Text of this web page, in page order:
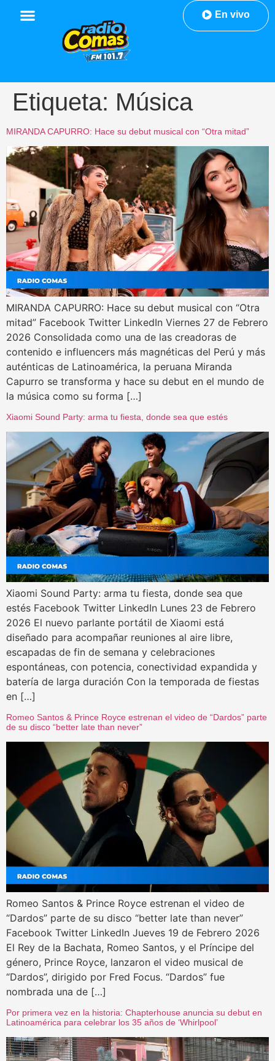
En vivo
Etiqueta: Música
MIRANDA CAPURRO: Hace su debut musical con “Otra mitad”
MIRANDA CAPURRO: Hace su debut musical con “Otra
mitad” Facebook Twitter LinkedIn Viernes 27 de Febrero
2026 Consolidada como una de las creadoras de
contenido e influencers más magnéticas del Perú y más
auténticas de Latinoamérica, la peruana Miranda
Capurro se transforma y hace su debut en el mundo de
la música como su forma […]
Xiaomi Sound Party: arma tu fiesta, donde sea que estés
Xiaomi Sound Party: arma tu fiesta, donde sea que
estés Facebook Twitter LinkedIn Lunes 23 de Febrero
2026 El nuevo parlante portátil de Xiaomi está
diseñado para acompañar reuniones al aire libre,
escapadas de fin de semana y celebraciones
espontáneas, con potencia, conectividad expandida y
batería de larga duración Con la temporada de fiestas
en […]
Romeo Santos & Prince Royce estrenan el video de “Dardos” parte
de su disco “better late than never”
Romeo Santos & Prince Royce estrenan el video de
“Dardos” parte de su disco “better late than never”
Facebook Twitter LinkedIn Jueves 19 de Febrero 2026
El Rey de la Bachata, Romeo Santos, y el Príncipe del
género, Prince Royce, lanzaron el video musical de
“Dardos”, dirigido por Fred Focus. “Dardos” fue
nombrada una de […]
Por primera vez en la historia: Chapterhouse anuncia su debut en
Latinoamérica para celebrar los 35 años de ‘Whirlpool’